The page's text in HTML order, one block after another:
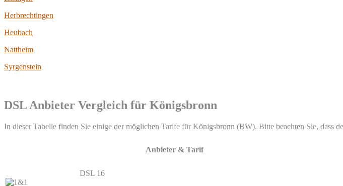
Herbrechtingen
Heubach
Nattheim
Syrgenstein
DSL Anbieter Vergleich für Königsbronn
In dieser Tabelle finden Sie einige der möglichen Tarife für Königsbronn (BW). Bitte beachten Sie,
Anbieter & Tarif
DSL 16